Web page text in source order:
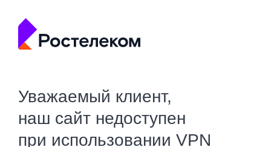
Уважаемый клиент,
наш сайт недоступен
при использовании VPN